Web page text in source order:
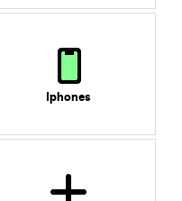
Iphones